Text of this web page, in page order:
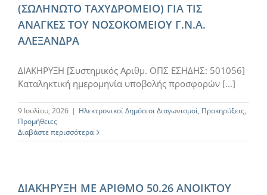
(ΣΩΛΗΝΩΤΟ ΤΑΧΥΔΡΟΜΕΙΟ) ΓΙΑ ΤΙΣ
ΑΝΑΓΚΕΣ ΤΟΥ ΝΟΣΟΚΟΜΕΙΟΥ Γ.Ν.Α.
ΑΛΕΞΑΝΔΡΑ
ΔΙΑΚΗΡΥΞΗ [Συστημικός Αριθμ. ΟΠΣ ΕΣΗΔΗΣ: 501056]
Καταληκτική ημερομηνία υποβολής προσφορών [...]
9 Ιουλίου, 2026 | Ηλεκτρονικοί Δημόσιοι Διαγωνισμοί, Προκηρύξεις,
Προμήθειες
Διαβάστε περισσότερα
ΔΙΑΚΗΡΥΞΗ ΜΕ ΑΡΙΘΜΟ 50.26 ΑΝΟΙΚΤΟΥ